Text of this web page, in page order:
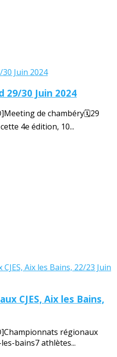
29/30 Juin 2024
de chambéry🗓️29
4e édition, 10...
CJES, Aix les Bains,
régionaux
bains7 athlètes...